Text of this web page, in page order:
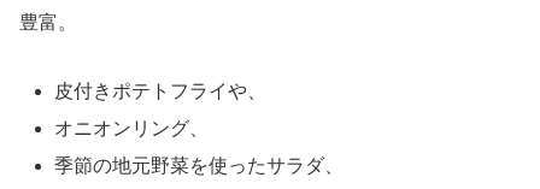
豊富。
皮付きポテトフライや、
オニオンリング、
季節の地元野菜を使ったサラダ、